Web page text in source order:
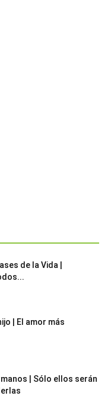
de la Vida |
| El amor más
| Sólo ellos serán